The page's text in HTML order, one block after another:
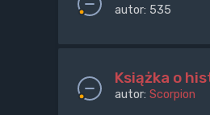
autor: 535
Książka o
autor: Scorpion